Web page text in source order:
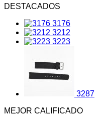
DESTACADOS
3176
3212
3223
3287
MEJOR CALIFICADO